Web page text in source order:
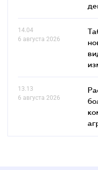
14.04
6 августа 2026
13.13
6 августа 2026